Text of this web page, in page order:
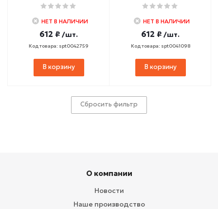
НЕТ В НАЛИЧИИ
612 ₽ /шт.
Код товара: spt0042759
В корзину
НЕТ В НАЛИЧИИ
612 ₽ /шт.
Код товара: spt0041098
В корзину
Сбросить фильтр
О компании
Новости
Наше производство